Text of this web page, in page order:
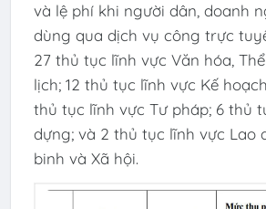
và lệ phí khi người dân, doanh
dùng qua dịch vụ công trực
27 thủ tục lĩnh vực Văn hóa,
lịch; 12 thủ tục lĩnh vực Kế
thủ tục lĩnh vực Tư pháp; 6 thủ
dựng; và 2 thủ tục lĩnh vực Lao
binh và Xã hội.